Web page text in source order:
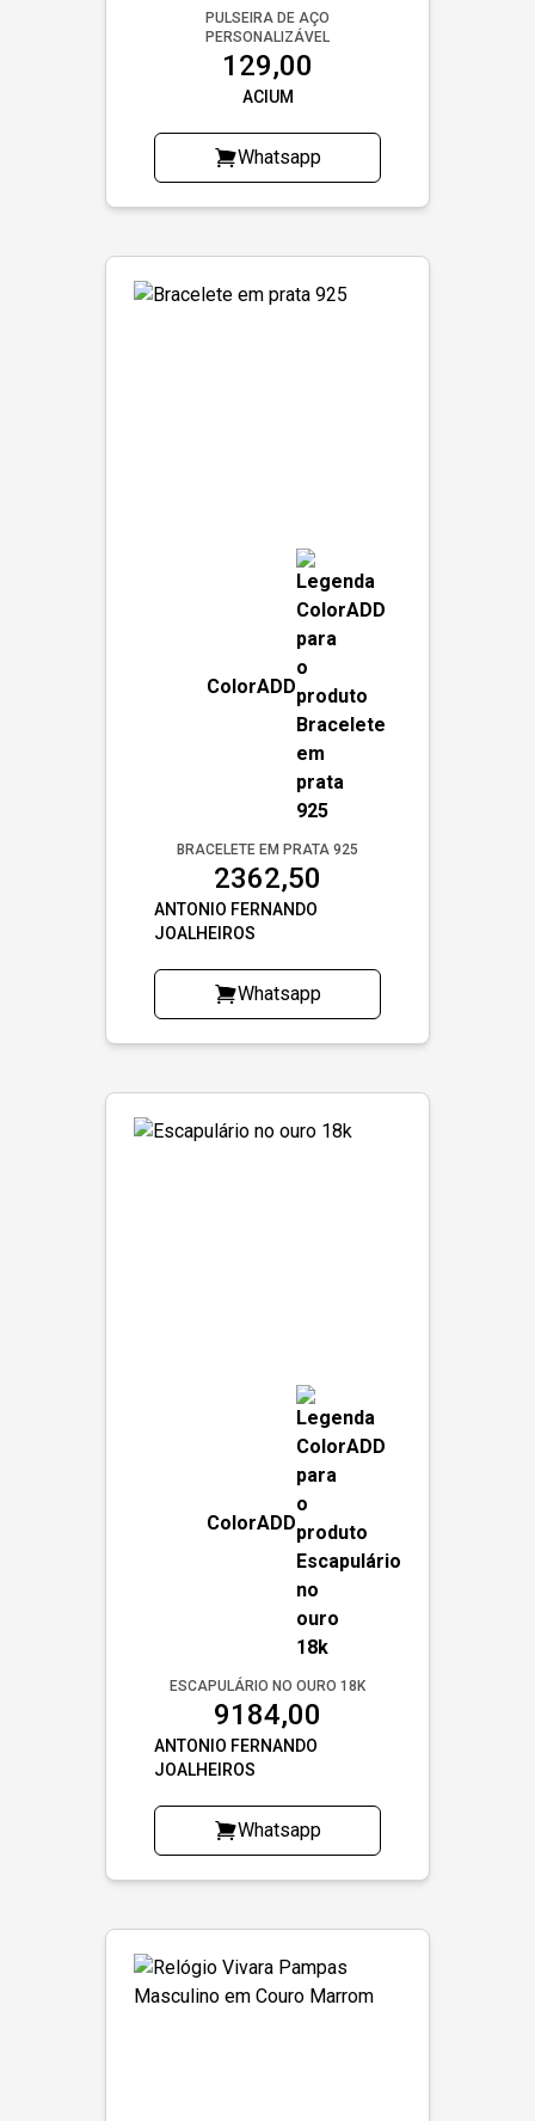
PULSEIRA DE AÇO
PERSONALIZÁVEL
129,00
ACIUM
Whatsapp
ColorADD
BRACELETE EM PRATA 925
2362,50
ANTONIO FERNANDO
JOALHEIROS
Whatsapp
ColorADD
ESCAPULÁRIO NO OURO 18K
9184,00
ANTONIO FERNANDO
JOALHEIROS
Whatsapp